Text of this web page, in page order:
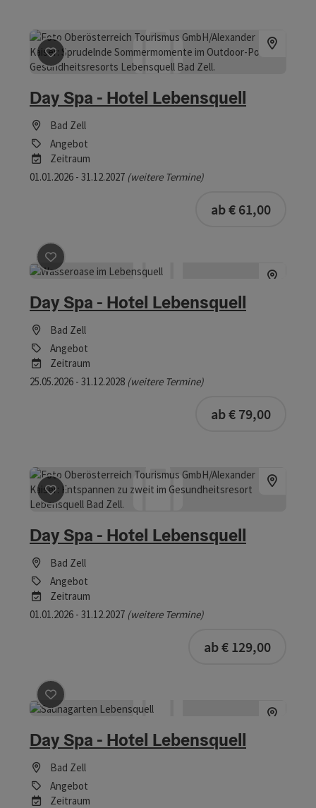
Beitrag merken: Day Spa - Hotel Lebensquell
Day Spa - Hotel Lebensquell
Bad Zell
Angebot
Zeitraum
01.01.2026 - 31.12.2027 (weitere Termine)
ab € 61,00
Beitrag merken: Day Spa - Hotel Lebensquell
Day Spa - Hotel Lebensquell
Bad Zell
Angebot
Zeitraum
25.05.2026 - 31.12.2028 (weitere Termine)
ab € 79,00
Beitrag merken
Day Spa - Hotel Lebensquell
Bad Zell
Angebot
Zeitraum
01.01.2026 - 31.12.2027 (weitere Termine)
ab € 129,00
Beitrag merken: Day Spa - Hotel Lebensquell
Day Spa - Hotel Lebensquell
Bad Zell
Angebot
Zeitraum